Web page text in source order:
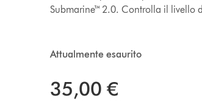
Submarine™ 2.0. Controlla il livello
Attualmente esaurito
35,00 €